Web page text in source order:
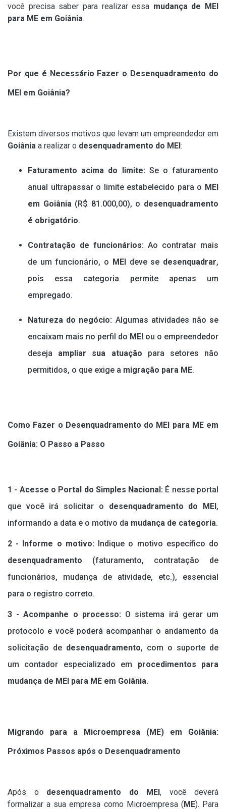
você precisa saber para realizar essa mudança de MEI
para ME em Goiânia.
Por que é Necessário Fazer o Desenquadramento do
MEI em Goiânia?
Existem diversos motivos que levam um empreendedor em
Goiânia a realizar o desenquadramento do MEI :
Faturamento acima do limite: Se o faturamento
anual ultrapassar o limite estabelecido para o MEI
em Goiânia(R$ 81.000,00), o desenquadramento
é obrigatório.
Contratação de funcionários: Ao contratar mais
de um funcionário, o MEI deve se desenquadrar,
pois essa categoria permite apenas um
empregado.
Natureza do negócio: Algumas atividades não se
encaixam mais no perfil do MEI ou o empreendedor
deseja ampliar sua atuação para setores não
permitidos, o que exige a migração para ME.
Como Fazer o Desenquadramento do MEI para ME em
Goiânia: O Passo a Passo
1 - Acesse o Portal do Simples Nacional: É nesse portal
que você irá solicitar o desenquadramento do MEI ,
informando a data e o motivo da mudança de categoria.
2 - Informe o motivo: Indique o motivo específico do
desenquadramento (faturamento, contratação de
funcionários, mudança de atividade, etc.), essencial
para o registro correto.
3 - Acompanhe o processo: O sistema irá gerar um
protocolo e você poderá acompanhar o andamento da
solicitação de desenquadramento, com o suporte de
um contador especializado em procedimentos para
mudança de MEI para ME em Goiânia.
Migrando para a Microempresa (ME) em Goiânia:
Próximos Passos após o Desenquadramento
Após o desenquadramento do MEI , você deverá
formalizar a sua empresa como Microempresa ( ME). Para